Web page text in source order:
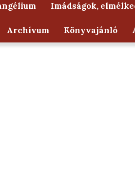
Imádságok,
Archívum Könyvajánló